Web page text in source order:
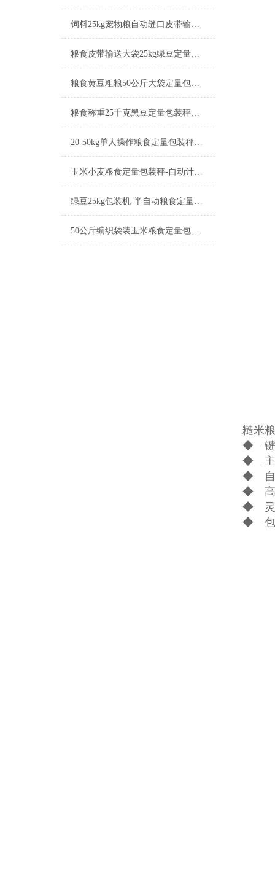
饲料25kg宠物粮自动缝口皮带输送定量包装秤厂家
粮食皮带输送大袋25kg绿豆定量包装秤工厂生产
粮食黄豆粗粮50公斤大袋定量包装秤产品简介
粮食称重25千克黑豆定量包装秤工厂生产
20-50kg单人操作粮食定量包装秤产品简介
玉米小麦粮食定量包装秤-自动计量称重一体机厂家
绿豆25kg包装机-半自动粮食定量包装秤产品简介
50公斤编织袋装玉米粮食定量包装秤产品简介
糙米
◆ 键
◆ 主
◆ 自
◆ 高
◆ 灵
◆ 包